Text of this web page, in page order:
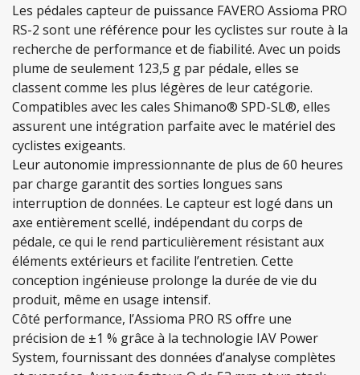
Les pédales capteur de puissance FAVERO Assioma PRO
RS-2 sont une référence pour les cyclistes sur route à la
recherche de performance et de fiabilité. Avec un poids
plume de seulement 123,5 g par pédale, elles se
classent comme les plus légères de leur catégorie.
Compatibles avec les cales Shimano® SPD-SL®, elles
assurent une intégration parfaite avec le matériel des
cyclistes exigeants.
Leur autonomie impressionnante de plus de 60 heures
par charge garantit des sorties longues sans
interruption de données. Le capteur est logé dans un
axe entièrement scellé, indépendant du corps de
pédale, ce qui le rend particulièrement résistant aux
éléments extérieurs et facilite l’entretien. Cette
conception ingénieuse prolonge la durée de vie du
produit, même en usage intensif.
Côté performance, l’Assioma PRO RS offre une
précision de ±1 % grâce à la technologie IAV Power
System, fournissant des données d’analyse complètes